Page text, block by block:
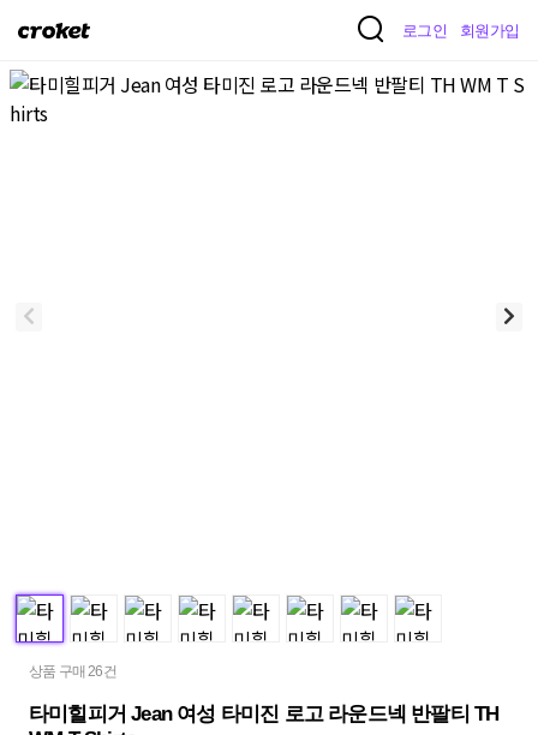
크
켓
로그인 회원가입
상품 구매 26건
타미힐피거 Jean 여성 타미진 로고 라운드넥 반팔티 TH